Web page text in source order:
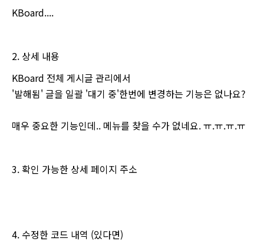
KBoard....
2. 상세 내용
KBoard 전체 게시글 관리에서
'발해됨' 글을 일괄 '대기 중'한번에 변경하는 기능은 없나요?
매우 중요한 기능인데.. 메뉴를 찾을 수가 없네요. ㅠ.ㅠ.ㅠ.ㅠ
3. 확인 가능한 상세 페이지 주소
4. 수정한 코드 내역 (있다면)